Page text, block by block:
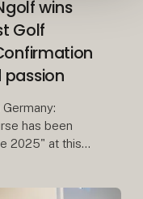
wins
Golf
has been
2025" at this